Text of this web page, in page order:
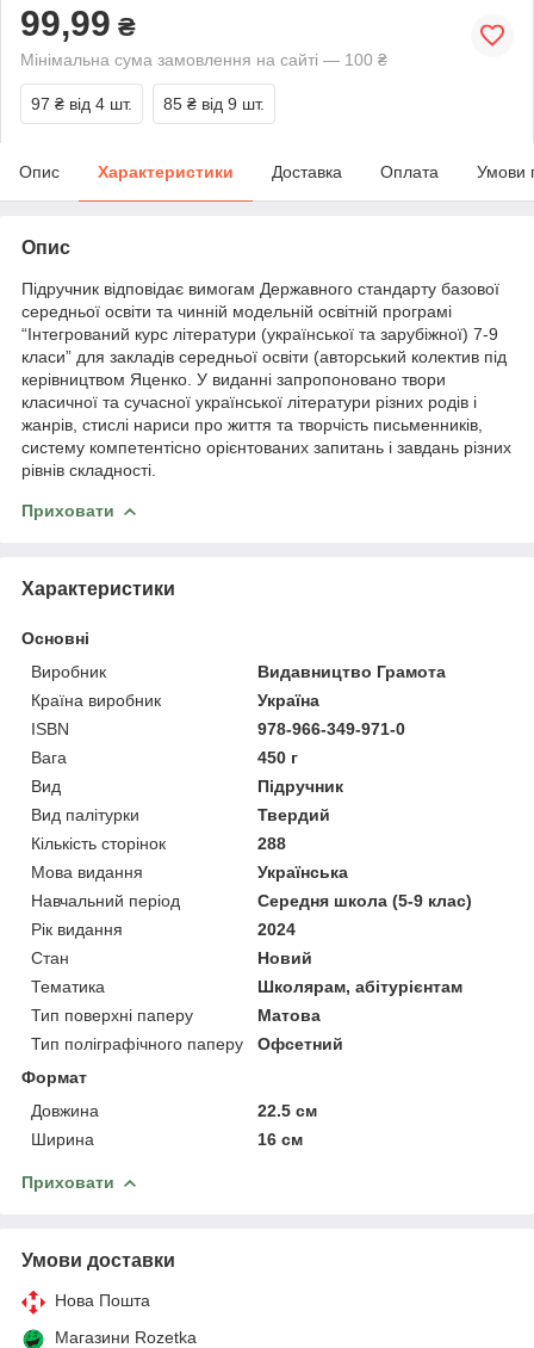
99,99 ₴
Мінімальна сума замовлення на сайті — 100 ₴
97 ₴ від 4 шт. 85 ₴ від 9 шт.
Опис Характеристики Доставка Оплата Умови
Опис
Підручник відповідає вимогам Державного стандарту базової
середньої освіти та чинній модельній освітній програмі
“Інтегрований курс літератури (української та зарубіжної) 7-9
класи” для закладів середньої освіти (авторський колектив під
керівництвом Яценко. У виданні запропоновано твори
класичної та сучасної української літератури різних родів і
жанрів, стислі нариси про життя та творчість письменників,
систему компетентісно орієнтованих запитань і завдань різних
рівнів складності.
Приховати
Характеристики
Основні
Виробник
Видавництво Грамота
Країна виробник
Україна
ISBN
978-966-349-971-0
Вага
450 г
Вид
Підручник
Вид палітурки
Твердий
Кількість сторінок
288
Мова видання
Українська
Навчальний період
Середня школа (5-9 клас)
Рік видання
2024
Стан
Новий
Тематика
Школярам, абітурієнтам
Тип поверхні паперу
Матова
Тип поліграфічного паперу
Офсетний
Формат
Довжина
22.5 см
Ширина
16 см
Приховати
Умови доставки
Нова Пошта
Магазини Rozetka